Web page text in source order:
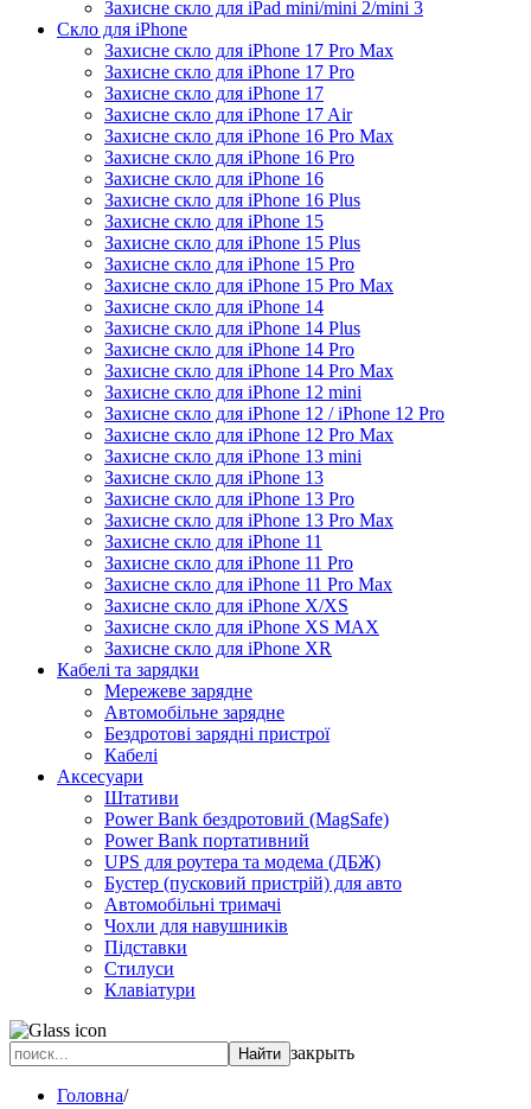
Захисне скло для iPad mini/mini 2/mini 3
Скло для iPhone
Захисне скло для iPhone 17 Pro Max
Захисне скло для iPhone 17 Pro
Захисне скло для iPhone 17
Захисне скло для iPhone 17 Air
Захисне скло для iPhone 16 Pro Max
Захисне скло для iPhone 16 Pro
Захисне скло для iPhone 16
Захисне скло для iPhone 16 Plus
Захисне скло для iPhone 15
Захисне скло для iPhone 15 Plus
Захисне скло для iPhone 15 Pro
Захисне скло для iPhone 15 Pro Max
Захисне скло для iPhone 14
Захисне скло для iPhone 14 Plus
Захисне скло для iPhone 14 Pro
Захисне скло для iPhone 14 Pro Max
Захисне скло для iPhone 12 mini
Захисне скло для iPhone 12 / iPhone 12 Pro
Захисне скло для iPhone 12 Pro Max
Захисне скло для iPhone 13 mini
Захисне скло для iPhone 13
Захисне скло для iPhone 13 Pro
Захисне скло для iPhone 13 Pro Max
Захисне скло для iPhone 11
Захисне скло для iPhone 11 Pro
Захисне скло для iPhone 11 Pro Max
Захисне скло для iPhone X/XS
Захисне скло для iPhone XS MAX
Захисне скло для iPhone XR
Кабелі та зарядки
Мережеве зарядне
Автомобільне зарядне
Бездротові зарядні пристрої
Кабелі
Аксесуари
Штативи
Power Bank бездротовий (MagSafe)
Power Bank портативний
UPS для роутера та модема (ДБЖ)
Бустер (пусковий пристрій) для авто
Автомобільні тримачі
Чохли для навушників
Підставки
Стилуси
Клавіатури
закрыть
Головна/